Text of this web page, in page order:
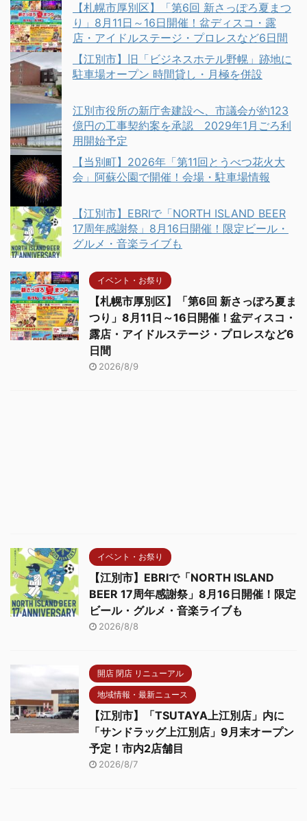
【札幌市厚別区】「第6回 新さっぽろ夏まつ
り」8月11日～16日開催！盆ディスコ・露
店・アイドルステージ・プロレスなど6日間
【江別市】旧「ビジネスホテル野幌」跡地に
駐車場オープン 時間貸し・月極を併設
江別市役所の新庁舎建設へ、市議会が約123
億円の工事契約案を承認 2029年1月ごろ利
用開始予定
【当別町】2026年「第11回とうべつ花火大
会」阿蘇公園で開催！会場・駐車場情報
【江別市】EBRIで「NORTH ISLAND BEER
17周年感謝祭」8月16日開催！限定ビール・
グルメ・音楽ライブも
イベント・お祭り
【札幌市厚別区】「第6回 新さっぽろ夏ま
つり」8月11日～16日開催！盆ディスコ・
露店・アイドルステージ・プロレスなど6
日間
2026/8/9
イベント・お祭り
【江別市】EBRIで「NORTH ISLAND
BEER 17周年感謝祭」8月16日開催！限定
ビール・グルメ・音楽ライブも
2026/8/8
開店 閉店 リニューアル
地域情報・最新ニュース
【江別市】「TSUTAYA上江別店」内に
「サンドラッグ上江別店」9月末オープン
予定！市内2店舗目
2026/8/7